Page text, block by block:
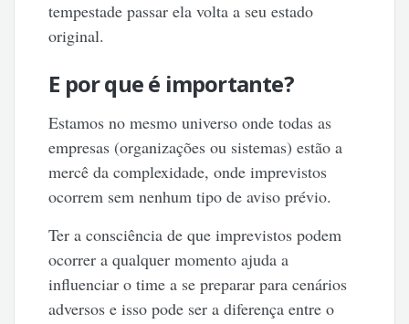
tempestade passar ela volta a seu estado
original.
E por que é importante?
Estamos no mesmo universo onde todas as
empresas (organizações ou sistemas) estão a
mercê da complexidade, onde imprevistos
ocorrem sem nenhum tipo de aviso prévio.
Ter a consciência de que imprevistos podem
ocorrer a qualquer momento ajuda a
influenciar o time a se preparar para cenários
adversos e isso pode ser a diferença entre o